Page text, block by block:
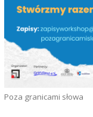
Poza granicami słowa